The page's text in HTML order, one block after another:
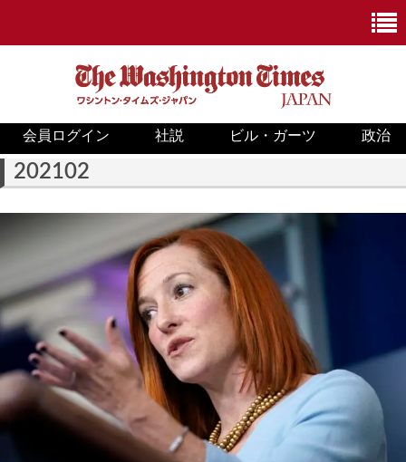
ニュース
ホワイトハウス
COVID-19
米国内
国際
安全保障
会員ログイン 社説 ビル・ガーツ 政治
202102